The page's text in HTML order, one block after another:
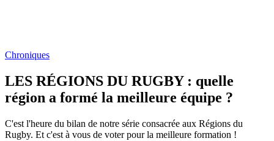
Chroniques
LES RÉGIONS DU RUGBY : quelle
région a formé la meilleure équipe ?
C'est l'heure du bilan de notre série consacrée aux Régions du
Rugby. Et c'est à vous de voter pour la meilleure formation !